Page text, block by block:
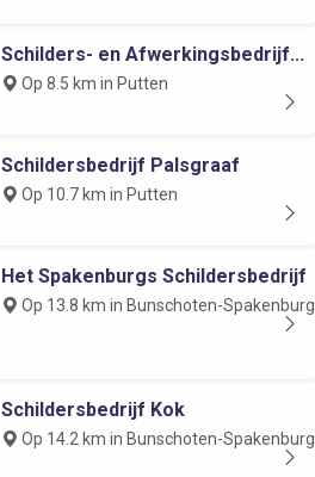
Schilders- en Afwerkingsbedrijf...
Op 8.5 km in Putten
Schildersbedrijf Palsgraaf
Op 10.7 km in Putten
Het Spakenburgs Schildersbedrijf
Op 13.8 km in Bunschoten-Spakenburg
Schildersbedrijf Kok
Op 14.2 km in Bunschoten-Spakenburg